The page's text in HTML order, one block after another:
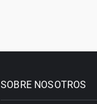
SOBRE NOSOTROS